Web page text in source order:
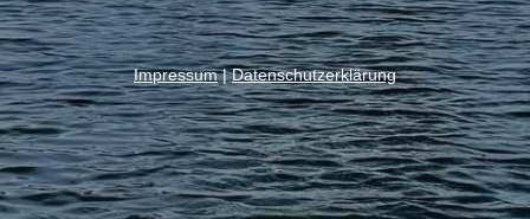
Impressum|Datenschutzerklärung